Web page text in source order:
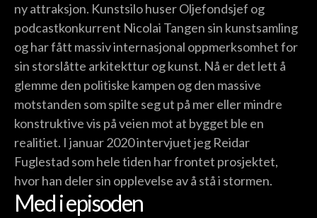
ny attraksjon. Kunstsilo huser Oljefondsjef og
podcastkonkurrent Nicolai Tangen sin kunstsamling
og har fått massiv internasjonal oppmerksomhet for
sin storslåtte arkitekttur og kunst. Nå er det lett å
glemme den politiske kampen og den massive
motstanden som spilte seg ut på mer eller mindre
konstruktive vis på veien mot at bygget ble en
realitiet. I januar 2020 intervjuet jeg Reidar
Fuglestad som hele tiden har frontet prosjektet,
hvor han deler sin opplevelse av å stå i stormen.
Med i episoden